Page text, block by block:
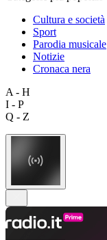
Cultura e società
Sport
Parodia musicale
Notizie
Cronaca nera
A - H
I - P
Q - Z